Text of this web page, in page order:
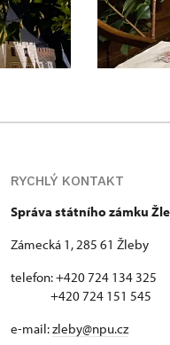
RYCHLÝ KONTAKT
Správa státního zámku
Zámecká 1, 285 61 Žleby
telefon: +420 724 134 325
+420 724 151 545
e-mail:zleby@npu.cz